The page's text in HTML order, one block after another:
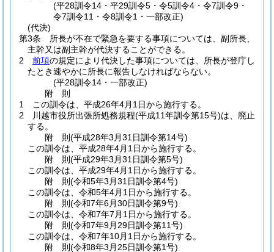
(平28訓令14・平29訓令5・令5訓令4・令7訓令9・
令7訓令11・令8訓令1・一部改正)
(代決)
第3条
所長が不在で緊急を要する事項については、副所長、
主幹又は副主幹が代決することができる。
2
前項の規定により代決した事項については、所長が登庁し
たとき速やかに所長に報告しなければならない。
(平28訓令14・一部改正)
附 則
1
この訓令は、平成26年4月1日から施行する。
2
川越市役所出張所処務規程(平成11年訓令第15号)は、廃止
する。
附 則(平成28年3月31日訓令第14号)
この訓令は、平成28年4月1日から施行する。
附 則(平成29年3月31日訓令第5号)
この訓令は、平成29年4月1日から施行する。
附 則(令和5年3月31日訓令第4号)
この訓令は、令和5年4月1日から施行する。
附 則(令和7年6月30日訓令第9号)
この訓令は、令和7年7月1日から施行する。
附 則(令和7年9月29日訓令第11号)
この訓令は、令和7年10月1日から施行する。
附 則(令和8年3月25日訓令第1号)